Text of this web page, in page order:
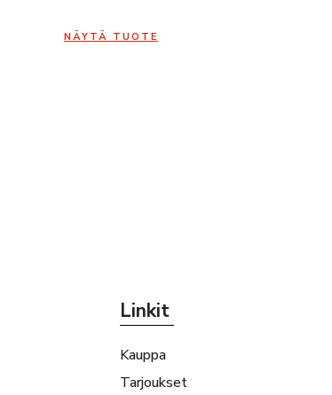
NÄYTÄ TUOTE
Linkit
Kauppa
Tarjoukset